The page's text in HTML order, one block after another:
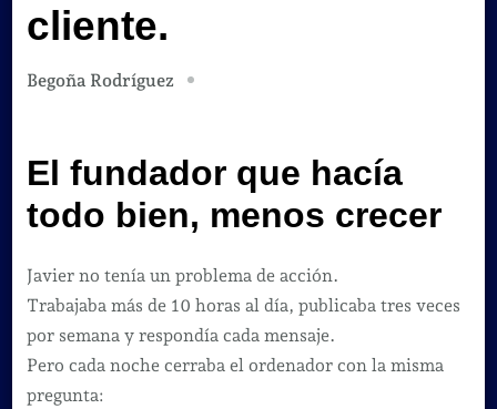
cliente.
Begoña Rodríguez
El fundador que hacía
todo bien, menos crecer
Javier no tenía un problema de acción.
Trabajaba más de 10 horas al día, publicaba tres veces
por semana y respondía cada mensaje.
Pero cada noche cerraba el ordenador con la misma
pregunta: